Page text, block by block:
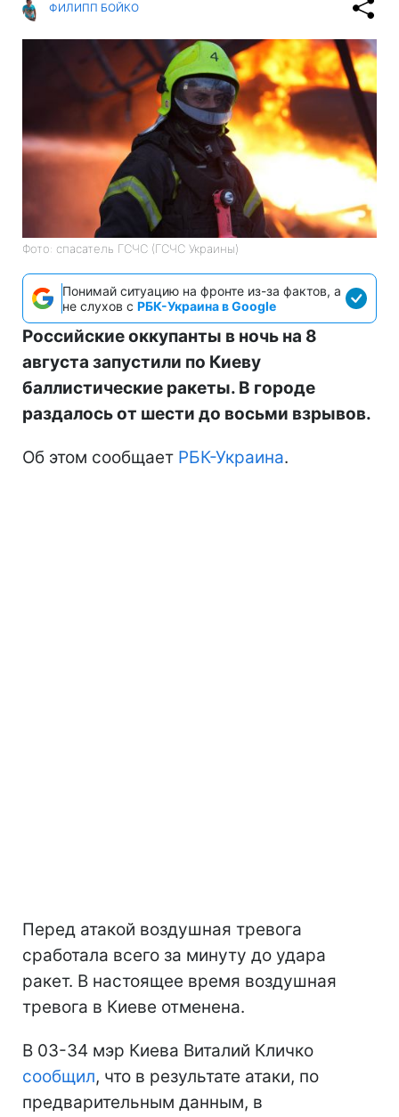
ФИЛИПП БОЙКО
Фото: спасатель ГСЧС (ГСЧС Украины)
Понимай ситуацию на фронте из-за фактов, а
не слухов с РБК-Украина в Google
Российские оккупанты в ночь на 8
августа запустили по Киеву
баллистические ракеты. В городе
раздалось от шести до восьми взрывов.
Об этом сообщает РБК-Украина.
Перед атакой воздушная тревога
сработала всего за минуту до удара
ракет. В настоящее время воздушная
тревога в Киеве отменена.
В 03-34 мэр Киева Виталий Кличко
сообщил, что в результате атаки, по
предварительным данным, в